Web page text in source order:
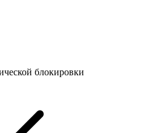
блокировки